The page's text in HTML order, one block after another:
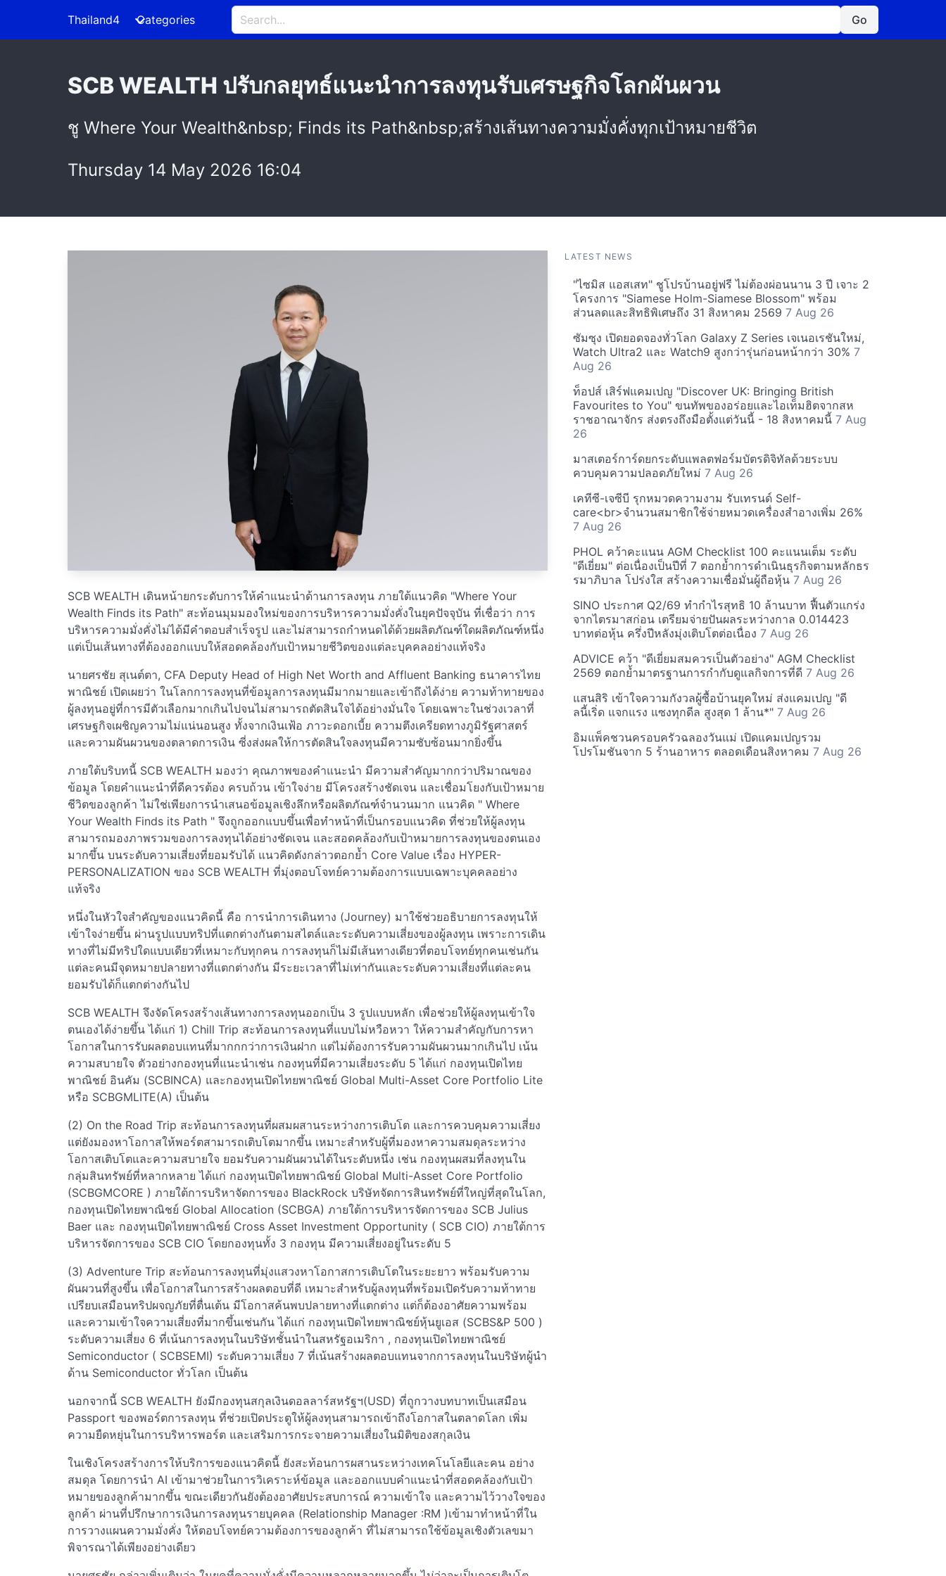
Thailand4 Categories Go
SCB WEALTH ปรับกลยุทธ์แนะนำการลงทุนรับเศรษฐกิจโลกผันผวน
ชู Where Your Wealth&nbsp; Finds its Path&nbsp;สร้างเส้นทางความมั่งคั่งทุกเป้าหมายชีวิต
Thursday 14 May 2026 16:04
SCB WEALTH เดินหน้ายกระดับการให้คำแนะนำด้านการลงทุน ภายใต้แนวคิด "Where Your
Wealth Finds its Path" สะท้อนมุมมองใหม่ของการบริหารความมั่งคั่งในยุคปัจจุบัน ที่เชื่อว่า การ
บริหารความมั่งคั่งไม่ได้มีคำตอบสำเร็จรูป และไม่สามารถกำหนดได้ด้วยผลิตภัณฑ์ใดผลิตภัณฑ์หนึ่ง
แต่เป็นเส้นทางที่ต้องออกแบบให้สอดคล้องกับเป้าหมายชีวิตของแต่ละบุคคลอย่างแท้จริง
นายศรชัย สุเนต์ตา, CFA Deputy Head of High Net Worth and Affluent Banking ธนาคารไทย
พาณิชย์ เปิดเผยว่า ในโลกการลงทุนที่ข้อมูลการลงทุนมีมากมายและเข้าถึงได้ง่าย ความท้าทายของ
ผู้ลงทุนอยู่ที่การมีตัวเลือกมากเกินไปจนไม่สามารถตัดสินใจได้อย่างมั่นใจ โดยเฉพาะในช่วงเวลาที่
เศรษฐกิจเผชิญความไม่แน่นอนสูง ทั้งจากเงินเฟ้อ ภาวะดอกเบี้ย ความตึงเครียดทางภูมิรัฐศาสตร์
และความผันผวนของตลาดการเงิน ซี่งส่งผลให้การตัดสินใจลงทุนมีความซับซ้อนมากยิ่งขึ้น
ภายใต้บริบทนี้ SCB WEALTH มองว่า คุณภาพของคำแนะนำ มีความสำคัญมากกว่าปริมาณของ
ข้อมูล โดยคำแนะนำที่ดีควรต้อง ครบถ้วน เข้าใจง่าย มีโครงสร้างชัดเจน และเชื่อมโยงกับเป้าหมาย
ชีวิตของลูกค้า ไม่ใช่เพียงการนำเสนอข้อมูลเชิงลึกหรือผลิตภัณฑ์จำนวนมาก แนวคิด " Where
Your Wealth Finds its Path " จึงถูกออกแบบขึ้นเพื่อทำหน้าที่เป็นกรอบแนวคิด ที่ช่วยให้ผู้ลงทุน
สามารถมองภาพรวมของการลงทุนได้อย่างชัดเจน และสอดคล้องกับเป้าหมายการลงทุนของตนเอง
มากขึ้น บนระดับความเสี่ยงที่ยอมรับได้ แนวคิดดังกล่าวตอกย้ำ Core Value เรื่อง HYPER-
PERSONALIZATION ของ SCB WEALTH ที่มุ่งตอบโจทย์ความต้องการแบบเฉพาะบุคคลอย่าง
แท้จริง
หนึ่งในหัวใจสำคัญของแนวคิดนี้ คือ การนำการเดินทาง (Journey) มาใช้ช่วยอธิบายการลงทุนให้
เข้าใจง่ายขึ้น ผ่านรูปแบบทริปที่แตกต่างกันตามสไตล์และระดับความเสี่ยงของผู้ลงทุน เพราะการเดิน
ทางที่ไม่มีทริปใดแบบเดียวที่เหมาะกับทุกคน การลงทุนก็ไม่มีเส้นทางเดียวที่ตอบโจทย์ทุกคนเช่นกัน
แต่ละคนมีจุดหมายปลายทางที่แตกต่างกัน มีระยะเวลาที่ไม่เท่ากันและระดับความเสี่ยงที่แต่ละคน
ยอมรับได้ก็แตกต่างกันไป
SCB WEALTH จึงจัดโครงสร้างเส้นทางการลงทุนออกเป็น 3 รูปแบบหลัก เพื่อช่วยให้ผู้ลงทุนเข้าใจ
ตนเองได้ง่ายขึ้น ได้แก่ 1) Chill Trip สะท้อนการลงทุนที่แบบไม่หวือหวา ให้ความสำคัญกับการหา
โอกาสในการรับผลตอบแทนที่มากกกว่าการเงินฝาก แต่ไม่ต้องการรับความผันผวนมากเกินไป เน้น
ความสบายใจ ตัวอย่างกองทุนที่แนะนำเช่น กองทุนที่มีความเสี่ยงระดับ 5 ได้แก่ กองทุนเปิดไทย
พาณิชย์ อินคัม (SCBINCA) และกองทุนเปิดไทยพาณิชย์ Global Multi-Asset Core Portfolio Lite
หรือ SCBGMLITE(A) เป็นต้น
(2) On the Road Trip สะท้อนการลงทุนที่ผสมผสานระหว่างการเติบโต และการควบคุมความเสี่ยง
แต่ยังมองหาโอกาสให้พอร์ตสามารถเติบโตมากขึ้น เหมาะสำหรับผู้ที่มองหาความสมดุลระหว่าง
โอกาสเติบโตและความสบายใจ ยอมรับความผันผวนได้ในระดับหนึ่ง เช่น กองทุนผสมที่ลงทุนใน
กลุ่มสินทรัพย์ที่หลากหลาย ได้แก่ กองทุนเปิดไทยพาณิชย์ Global Multi-Asset Core Portfolio
(SCBGMCORE ) ภายใต้การบริหาจัดการของ BlackRock บริษัทจัดการสินทรัพย์ที่ใหญ่ที่สุดในโลก,
กองทุนเปิดไทยพาณิชย์ Global Allocation (SCBGA) ภายใต้การบริหารจัดการของ SCB Julius
Baer และ กองทุนเปิดไทยพาณิชย์ Cross Asset Investment Opportunity ( SCB CIO) ภายใต้การ
บริหารจัดการของ SCB CIO โดยกองทุนทั้ง 3 กองทุน มีความเสี่ยงอยู่ในระดับ 5
(3) Adventure Trip สะท้อนการลงทุนที่มุ่งแสวงหาโอกาสการเติบโตในระยะยาว พร้อมรับความ
ผันผวนที่สูงขึ้น เพื่อโอกาสในการสร้างผลตอบที่ดี เหมาะสำหรับผู้ลงทุนที่พร้อมเปิดรับความท้าทาย
เปรียบเสมือนทริปผจญภัยที่ตื่นเต้น มีโอกาสค้นพบปลายทางที่แตกต่าง แต่ก็ต้องอาศัยความพร้อม
และความเข้าใจความเสี่ยงที่มากขึ้นเช่นกัน ได้แก่ กองทุนเปิดไทยพาณิชย์หุ้นยูเอส (SCBS&P 500 )
ระดับความเสี่ยง 6 ที่เน้นการลงทุนในบริษัทชั้นนำในสหรัฐอเมริกา , กองทุนเปิดไทยพาณิชย์
Semiconductor ( SCBSEMI) ระดับความเสี่ยง 7 ที่เน้นสร้างผลตอบแทนจากการลงทุนในบริษัทผู้นำ
ด้าน Semiconductor ทั่วโลก เป็นต้น
นอกจากนี้ SCB WEALTH ยังมีกองทุนสกุลเงินดอลลาร์สหรัฐฯ(USD) ที่ถูกวางบทบาทเป็นเสมือน
Passport ของพอร์ตการลงทุน ที่ช่วยเปิดประตูให้ผู้ลงทุนสามารถเข้าถึงโอกาสในตลาดโลก เพิ่ม
ความยืดหยุ่นในการบริหารพอร์ต และเสริมการกระจายความเสี่ยงในมิติของสกุลเงิน
ในเชิงโครงสร้างการให้บริการของแนวคิดนี้ ยังสะท้อนการผสานระหว่างเทคโนโลยีและคน อย่าง
สมดุล โดยการนำ AI เข้ามาช่วยในการวิเคราะห์ข้อมูล และออกแบบคำแนะนำที่สอดคล้องกับเป้า
หมายของลูกค้ามากขึ้น ขณะเดียวกันยังต้องอาศัยประสบการณ์ ความเข้าใจ และความไว้วางใจของ
ลูกค้า ผ่านที่ปรึกษาการเงินการลงทุนรายบุคคล (Relationship Manager :RM )เข้ามาทำหน้าที่ใน
การวางแผนความมั่งคั่ง ให้ตอบโจทย์ความต้องการของลูกค้า ที่ไม่สามารถใช้ข้อมูลเชิงตัวเลขมา
พิจารณาได้เพียงอย่างเดียว
LATEST NEWS
"ไซมิส แอสเสท" ชูโปรบ้านอยู่ฟรี ไม่ต้องผ่อนนาน 3 ปี เจาะ 2
โครงการ "Siamese Holm-Siamese Blossom" พร้อม
ส่วนลดและสิทธิพิเศษถึง 31 สิงหาคม 2569 7 Aug 26
ซัมซุง เปิดยอดจองทั่วโลก Galaxy Z Series เจเนอเรชันใหม่,
Watch Ultra2 และ Watch9 สูงกว่ารุ่นก่อนหน้ากว่า 30% 7
Aug 26
ท็อปส์ เสิร์ฟแคมเปญ "Discover UK: Bringing British
Favourites to You" ขนทัพของอร่อยและไอเท็มฮิตจากสห
ราชอาณาจักร ส่งตรงถึงมือตั้งแต่วันนี้ - 18 สิงหาคมนี้ 7 Aug
26
มาสเตอร์การ์ดยกระดับแพลตฟอร์มบัตรดิจิทัลด้วยระบบ
ควบคุมความปลอดภัยใหม่ 7 Aug 26
เคทีซี-เจซีบี รุกหมวดความงาม รับเทรนด์ Self-
care<br>จำนวนสมาชิกใช้จ่ายหมวดเครื่องสำอางเพิ่ม 26%
7 Aug 26
PHOL คว้าคะแนน AGM Checklist 100 คะแนนเต็ม ระดับ
"ดีเยี่ยม" ต่อเนื่องเป็นปีที่ 7 ตอกย้ำการดำเนินธุรกิจตามหลักธร
รมาภิบาล โปร่งใส สร้างความเชื่อมั่นผู้ถือหุ้น 7 Aug 26
SINO ประกาศ Q2/69 ทำกำไรสุทธิ 10 ล้านบาท ฟื้นตัวแกร่ง
จากไตรมาสก่อน เตรียมจ่ายปันผลระหว่างกาล 0.014423
บาทต่อหุ้น ครึ่งปีหลังมุ่งเติบโตต่อเนื่อง 7 Aug 26
ADVICE คว้า "ดีเยี่ยมสมควรเป็นตัวอย่าง" AGM Checklist
2569 ตอกย้ำมาตรฐานการกำกับดูแลกิจการที่ดี 7 Aug 26
แสนสิริ เข้าใจความกังวลผู้ซื้อบ้านยุคใหม่ ส่งแคมเปญ "ดี
ลนี้เริ่ด แจกแรง แซงทุกดีล สูงสุด 1 ล้าน*" 7 Aug 26
อิมแพ็คชวนครอบครัวฉลองวันแม่ เปิดแคมเปญรวม
โปรโมชันจาก 5 ร้านอาหาร ตลอดเดือนสิงหาคม 7 Aug 26